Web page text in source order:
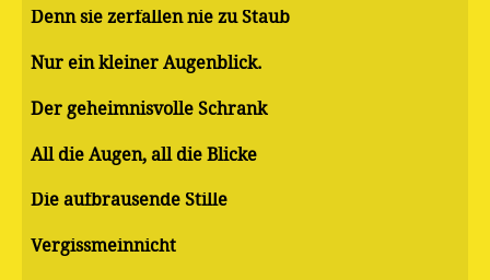
Denn sie zerfallen nie zu Staub
Nur ein kleiner Augenblick.
Der geheimnisvolle Schrank
All die Augen, all die Blicke
Die aufbrausende Stille
Vergissmeinnicht